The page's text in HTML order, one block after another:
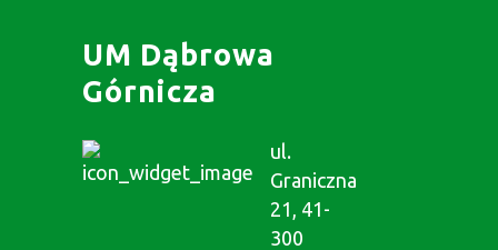
UM Dąbrowa
Górnicza
ul.
Graniczna
21, 41-
300